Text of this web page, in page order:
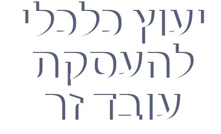
יעוץ כלכלי
להעסקת
עובד זר